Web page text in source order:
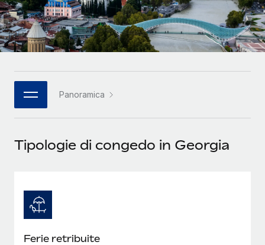
CASE STUDIES
Español
Italiano
日本語
한국어
中文（简体）
Panoramica
Tipologie di congedo in Georgia
Ferie retribuite